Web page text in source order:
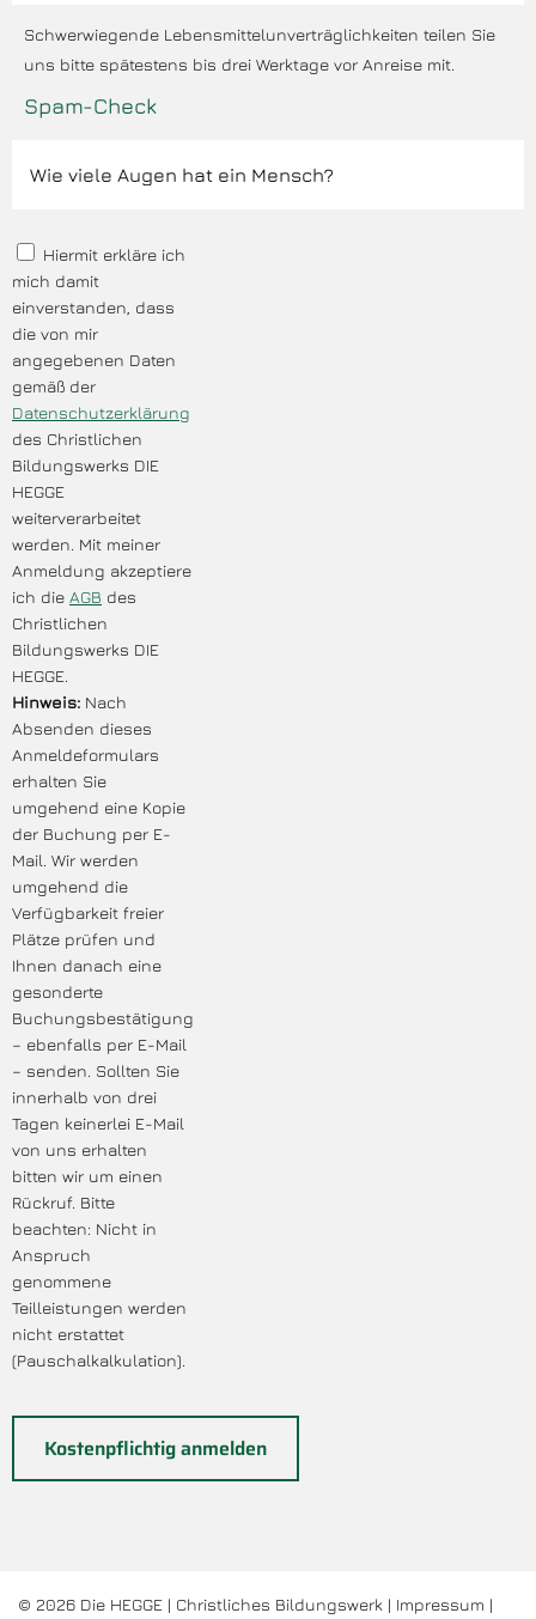
Schwerwiegende Lebensmittelunverträglichkeiten teilen Sie
uns bitte spätestens bis drei Werktage vor Anreise mit.
Spam-Check
Hiermit erkläre ich
mich damit
einverstanden, dass
die von mir
angegebenen Daten
gemäß der
Datenschutzerklärung
des Christlichen
Bildungswerks DIE
HEGGE
weiterverarbeitet
werden. Mit meiner
Anmeldung akzeptiere
ich die AGB des
Christlichen
Bildungswerks DIE
HEGGE.
Hinweis: Nach
Absenden dieses
Anmeldeformulars
erhalten Sie
umgehend eine Kopie
der Buchung per E-
Mail. Wir werden
umgehend die
Verfügbarkeit freier
Plätze prüfen und
Ihnen danach eine
gesonderte
Buchungsbestätigung
– ebenfalls per E-Mail
– senden. Sollten Sie
innerhalb von drei
Tagen keinerlei E-Mail
von uns erhalten
bitten wir um einen
Rückruf. Bitte
beachten: Nicht in
Anspruch
genommene
Teilleistungen werden
nicht erstattet
(Pauschalkalkulation).
© 2026 Die HEGGE | Christliches Bildungswerk | Impressum |